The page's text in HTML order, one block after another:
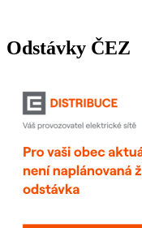
Odstávky ČEZ